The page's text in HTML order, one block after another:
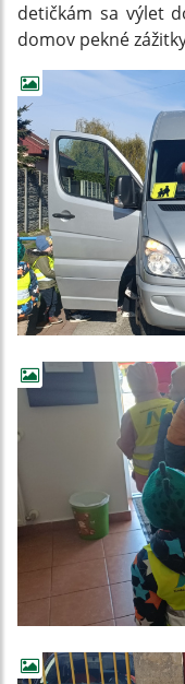
detičkám sa výlet
domov pekné